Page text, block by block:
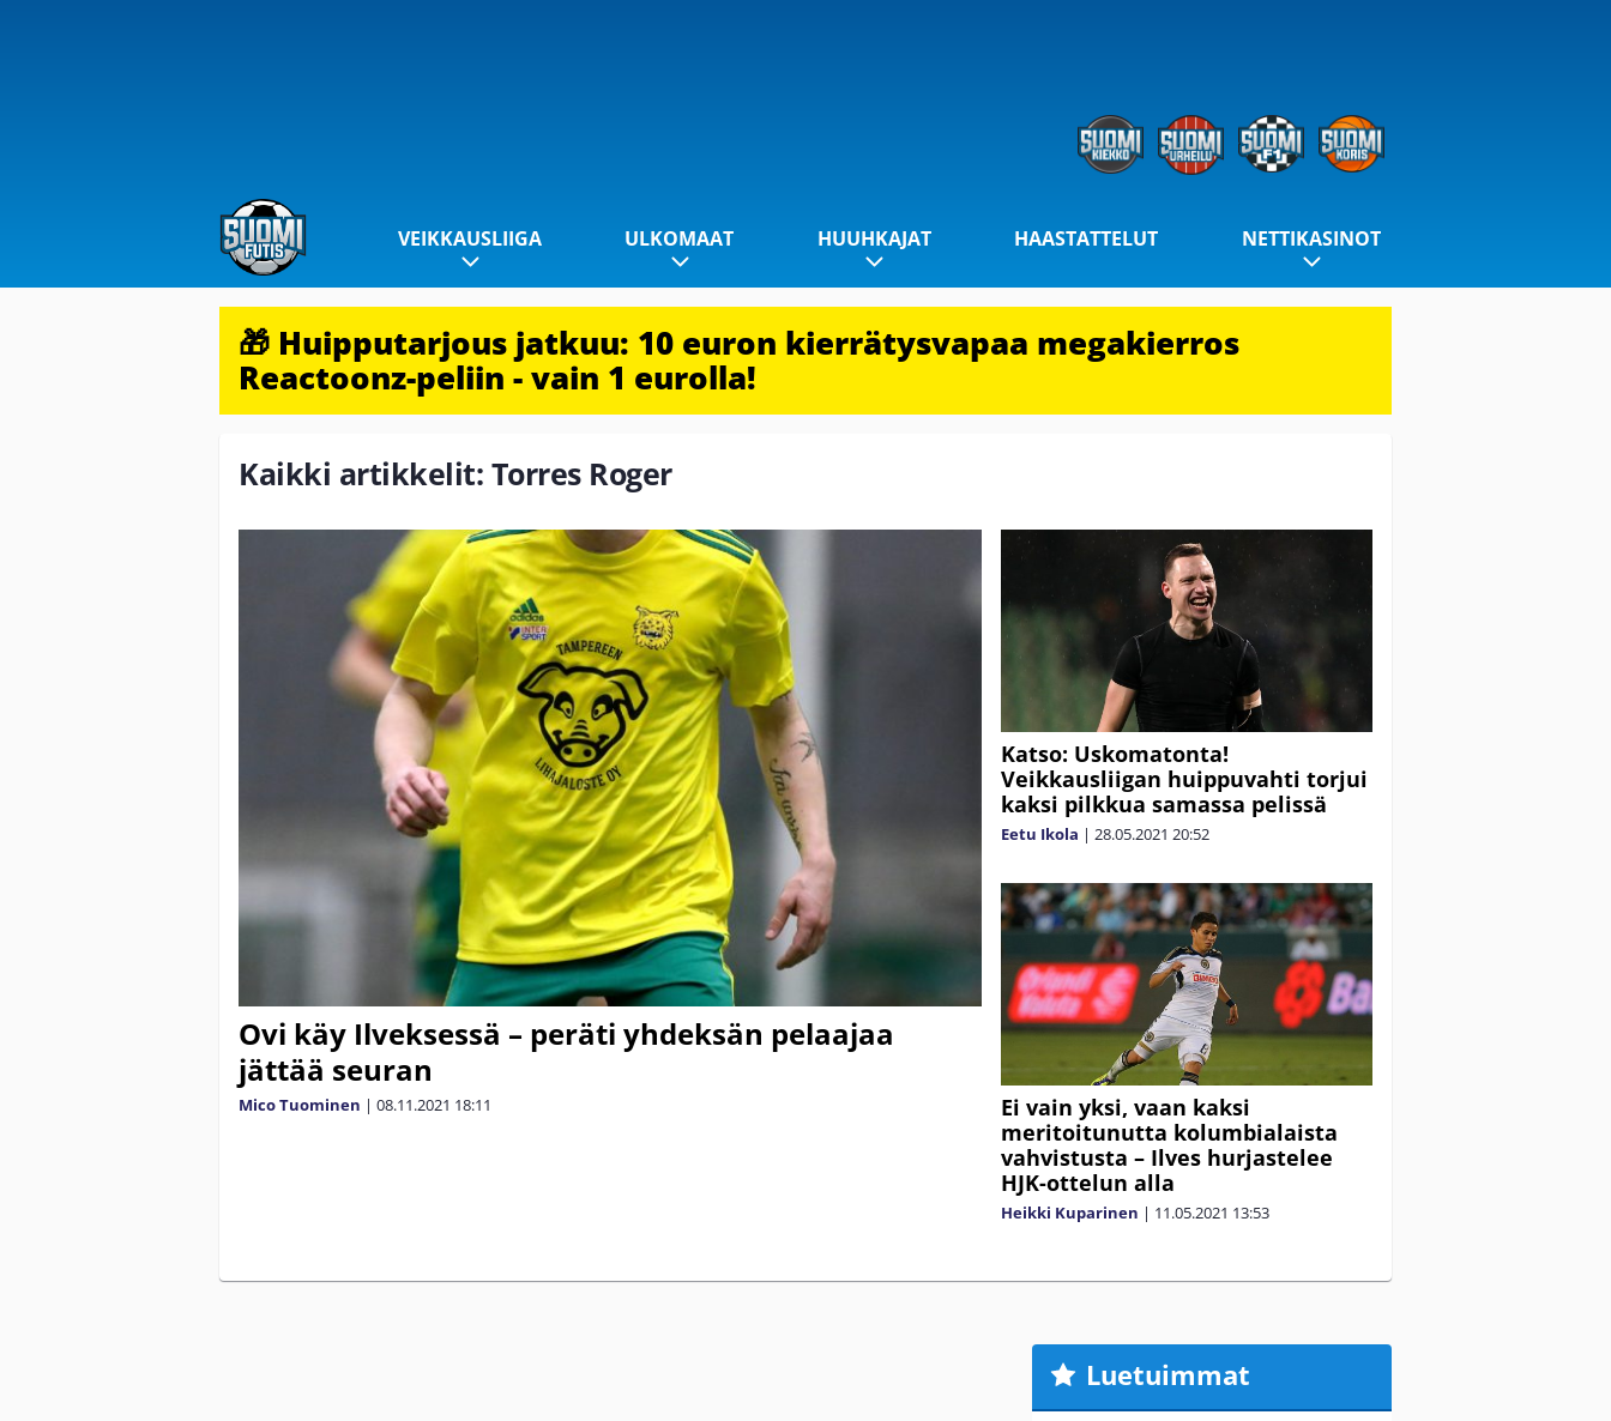
VEIKKAUSLIIGA ULKOMAAT HUUHKAJAT HAASTATTELUT NETTIKASINOT
🎁 Huipputarjous jatkuu: 10 euron kierrätysvapaa megakierros
Reactoonz-peliin - vain 1 eurolla!
Kaikki artikkelit: Torres Roger
Ovi käy Ilveksessä – peräti yhdeksän pelaajaa
jättää seuran
Mico Tuominen | 08.11.2021 18:11
Katso: Uskomatonta!
Veikkausliigan huippuvahti torjui
kaksi pilkkua samassa pelissä
Eetu Ikola | 28.05.2021 20:52
Ei vain yksi, vaan kaksi
meritoitunutta kolumbialaista
vahvistusta – Ilves hurjastelee
HJK-ottelun alla
Heikki Kuparinen | 11.05.2021 13:53
Luetuimmat